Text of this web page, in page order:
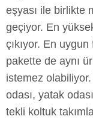
eşyası ile birlikte
geçiyor. En
çıkıyor. En
pakette de aynı
istemez
odası, yatak
tekli koltuk